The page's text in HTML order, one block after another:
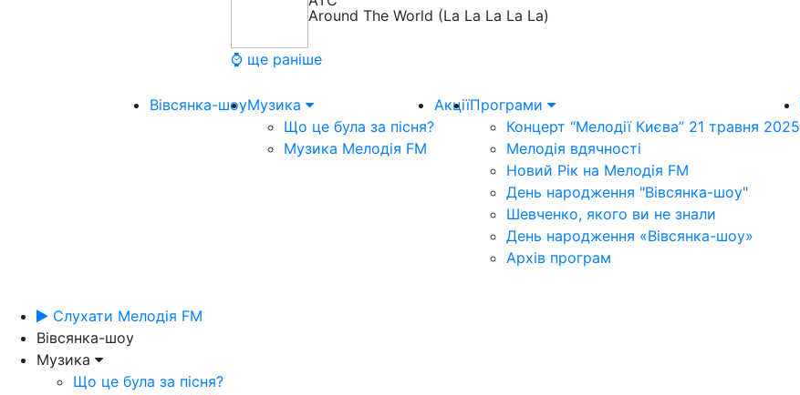
Around The World (La La La La La)
⌚ ще раніше
Вівсянка-шоуМузика
Що це була за пісня?
Музика Мелодія FM
АкціїПрограми
Концерт “Мелодії Києва” 21 травня 2025
Мелодія вдячності
Новий Рік на Мелодія FM
День народження "Вівсянка-шоу"
Шевченко, якого ви не знали
День народження «Вівсянка-шоу»
Архів програм
Слухати Мелодія FM
Вівсянка-шоу
Музика
Що це була за пісня?